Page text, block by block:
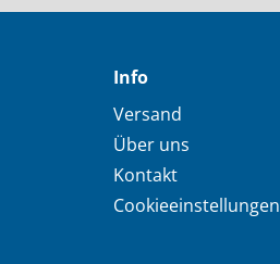
Info
Versand
Über uns
Kontakt
Cookieeinstellungen